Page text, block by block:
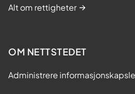
Alt om rettigheter
OM NETTSTEDET
Administrere